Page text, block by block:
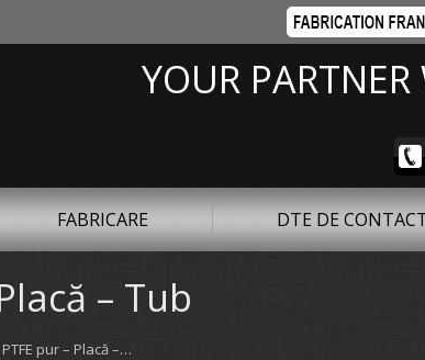
YOUR
FABRICARE DTE DE
– Tub
PTFE pur – Placă –…